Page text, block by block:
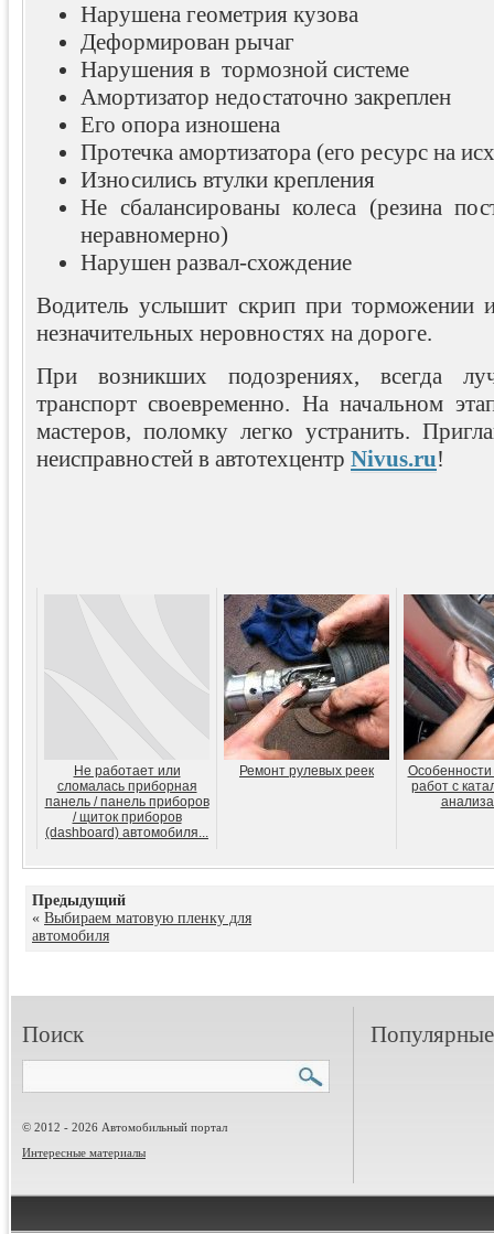
Нарушена геометрия кузова
Деформирован рычаг
Нарушения в тормозной системе
Амортизатор недостаточно закреплен
Его опора изношена
Протечка амортизатора (его ресурс на
Износились втулки крепления
Не сбалансированы колеса (резина
неравномерно)
Нарушен развал-схождение
Водитель услышит скрип при торможении
незначительных неровностях на дороге.
При возникших подозрениях, всегда
транспорт своевременно. На начальном
мастеров, поломку легко устранить.
неисправностей в автотехцентр Nivus.ru!
Не работает или
сломалась приборная
панель / панель приборов
/ щиток приборов
(dashboard) автомобиля...
Ремонт рулевых реек
работ с
Предыдущий
« Выбираем матовую пленку для
автомобиля
Поиск
© 2012 - 2026 Автомобильный портал
Интересные материалы
Популярные